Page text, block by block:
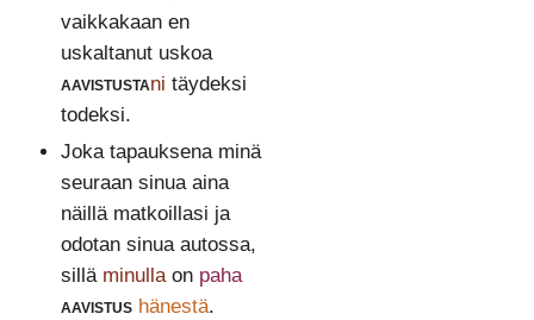
vaikkakaan en
uskaltanut uskoa
aavistustani täydeksi
todeksi.
Joka tapauksena minä
seuraan sinua aina
näillä matkoillasi ja
odotan sinua autossa,
sillä minullaon paha
aavistus hänestä.